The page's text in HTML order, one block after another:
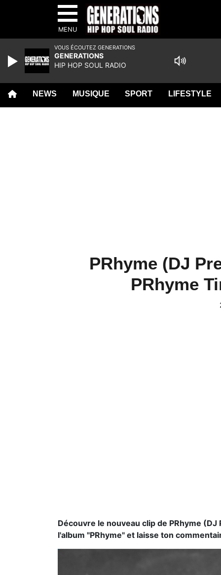
MENU
NEWS MUSIQUE SPORT LIFESTYLE
PRhyme (DJ
PRhyme
Découvre le nouveau clip de PRhyme
l'album "PRhyme" et laisse ton
VOUS ÉCOUTEZ GENERATIONS
GENERATIONS
HIP HOP SOUL RADIO